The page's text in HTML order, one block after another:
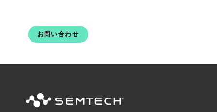
お問い合わせ